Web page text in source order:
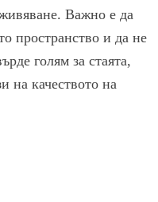
Важно е да
пространство и да не
голям за стаята,
на качеството на